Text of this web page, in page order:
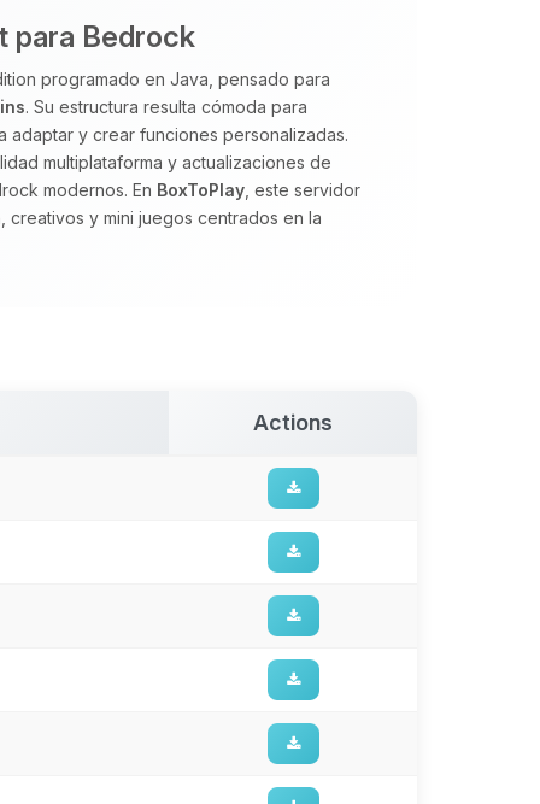
para Bedrock
programado en Java, pensado para
. Su estructura resulta cómoda para
adaptar y crear funciones personalizadas.
multiplataforma y actualizaciones de
modernos. En BoxToPlay , este servidor
y mini juegos centrados en la
Actions